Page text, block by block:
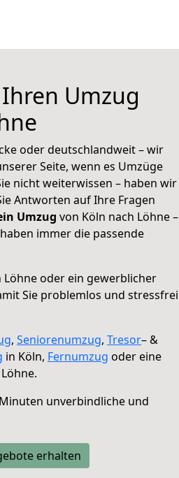
Umzug
oder deutschlandweit – wir
Seite, wenn es Umzüge
nicht weiterwissen – haben wir
Antworten auf Ihre Fragen
Umzug von Köln nach Löhne –
immer die passende
Löhne oder ein gewerblicher
Sie problemlos und stressfrei
, Seniorenumzug, Tresor– &
in Köln, Fernumzug oder eine
unverbindliche und
erhalten